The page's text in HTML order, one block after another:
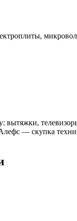
— скупка